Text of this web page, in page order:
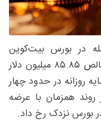
در بورس بیت‌کوین
(ETF) روز جمعه ۱۲ ژوئن، شاهد ورود خالص ۸۵.۸۵ میلیون دلار
روزانه در حدود چهار
همزمان با عرضه
بورس نزدک رخ داد.